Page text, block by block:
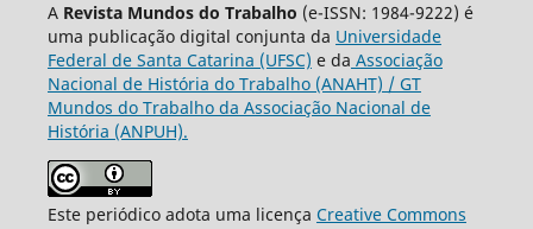
A Revista Mundos do Trabalho (e-ISSN: 1984-9222) é
uma publicação digital conjunta da Universidade
Federal de Santa Catarina (UFSC) e da Associação
Nacional de História do Trabalho (ANAHT) / GT
Mundos do Trabalho da Associação Nacional de
História (ANPUH).
Este periódico adota uma licença Creative Commons